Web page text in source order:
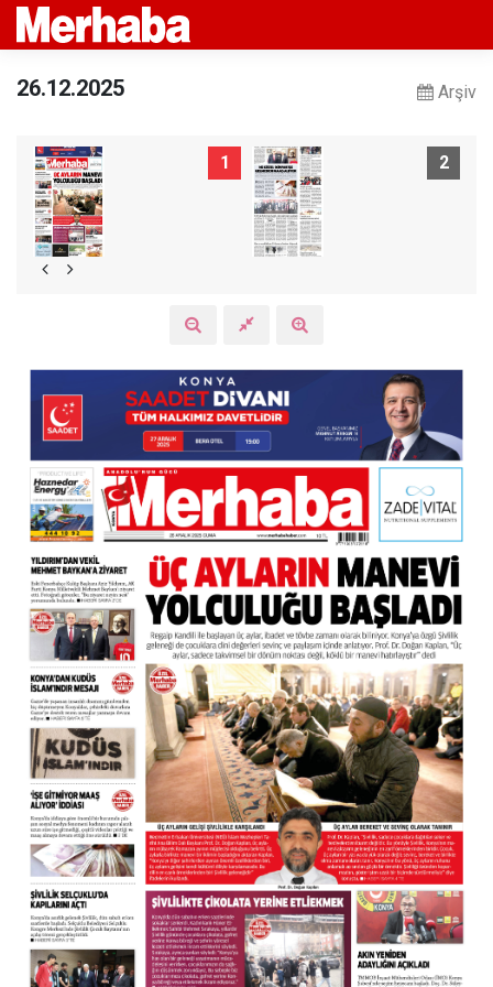
26.12.2025 Arşiv
1 2